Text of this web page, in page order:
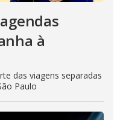
à
das viagens separadas
Paulo